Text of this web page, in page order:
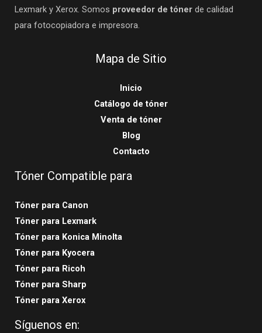
Lexmark y Xerox. Somos proveedor de tóner de calidad
para fotocopiadora e impresora.
Mapa de Sitio
Inicio
Catálogo de tóner
Venta de tóner
Blog
Contacto
Tóner Compatible para
Tóner para Canon
Tóner para Lexmark
Tóner para Konica Minolta
Tóner para Kyocera
Tóner para Ricoh
Tóner para Sharp
Tóner para Xerox
Síguenos en: